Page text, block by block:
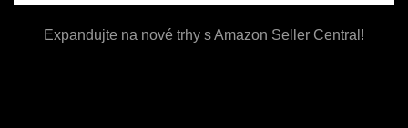
Expandujte na nové trhy s Amazon Seller Central!